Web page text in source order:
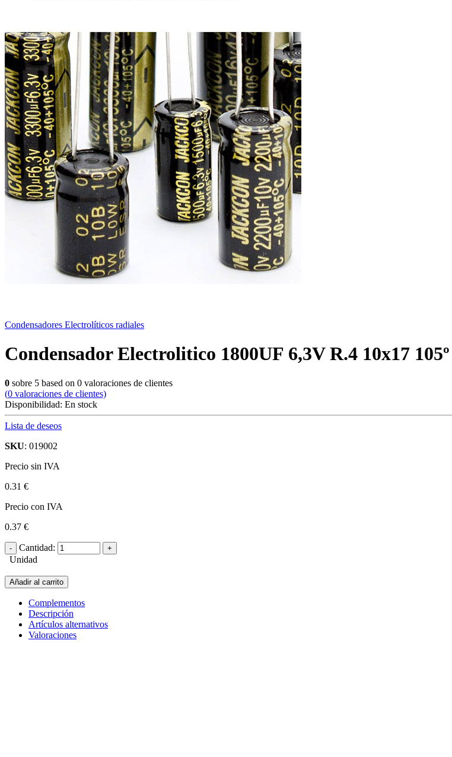
Condensadores Electrolíticos radiales
Condensador Electrolitico 1800UF 6,3V R.4 10x17 105º
0 sobre 5 based on 0 valoraciones de clientes
(0 valoraciones de clientes)
Disponibilidad: En stock
Lista de deseos
SKU: 019002
Precio sin IVA
0.31 €
Precio con IVA
0.37 €
Cantidad:
Unidad
Añadir al carrito
Complementos
Descripción
Artículos alternativos
Valoraciones